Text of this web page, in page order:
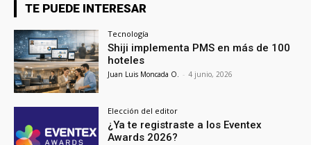
TE PUEDE INTERESAR
Tecnología
Shiji implementa PMS en más de 100
hoteles
Juan Luis Moncada O. - 4 junio, 2026
Elección del editor
¿Ya te registraste a los Eventex
Awards 2026?